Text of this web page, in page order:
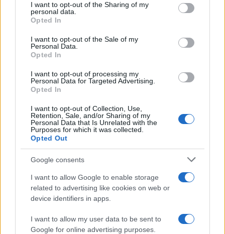
disclose it to other third parties.
Please note that this website/app uses one or more Google
services and may gather and store information including but
not limited to your visit or usage behaviour. You may click to
grant or deny consent to Google and its third-party tags to
consent section.
I want to opt-out of the Sharing of my
personal data.
Opted In
I want to opt-out of the Sale of my
Personal Data.
Opted In
I want to opt-out of processing my
Personal Data for Targeted Advertising.
Opted In
I want to opt-out of Collection, Use,
Retention, Sale, and/or Sharing of my
Personal Data that Is Unrelated with the
Purposes for which it was collected.
Opted Out
Google consents
I want to allow Google to enable storage
related to advertising like cookies on web or
device identifiers in apps.
I want to allow my user data to be sent to
Google for online advertising purposes.